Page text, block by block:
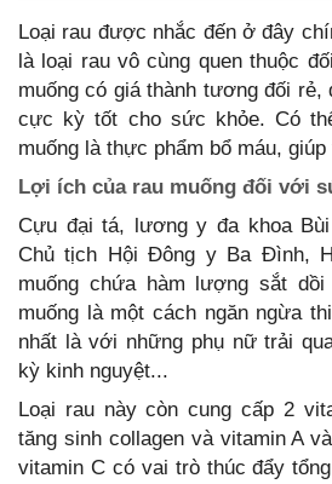
Loại rau được nhắc đến ở đây
là loại rau vô cùng quen thuộc
muống có giá thành tương đối rẻ,
cực kỳ tốt cho sức khỏe. Có
muống là thực phẩm bổ máu,
Lợi ích của rau muống đối với
Cựu đại tá, lương y đa khoa Bùi
Chủ tịch Hội Đông y Ba Đình,
muống chứa hàm lượng sắt
muống là một cách ngăn ngừa
nhất là với những phụ nữ trải
kỳ kinh nguyệt...
Loại rau này còn cung cấp 2
tăng sinh collagen và vitamin A
vitamin C có vai trò thúc đẩy